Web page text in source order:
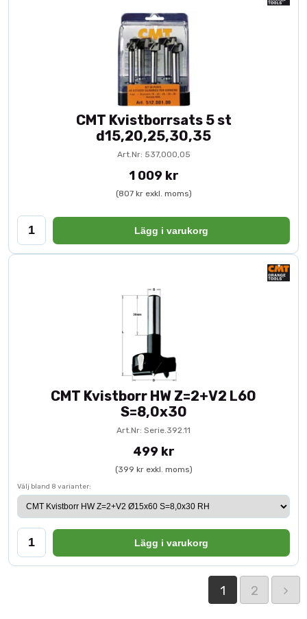
CMT Kvistborrsats 5 st
d15,20,25,30,35
Art.Nr: 537,000,05
1 009 kr
(807 kr exkl. moms)
Lägg i varukorg
CMT Kvistborr HW Z=2+V2 L60
S=8,0x30
Art.Nr: Serie.392.11
499 kr
(399 kr exkl. moms)
Välj bland 8 varianter:
Lägg i varukorg
1 2